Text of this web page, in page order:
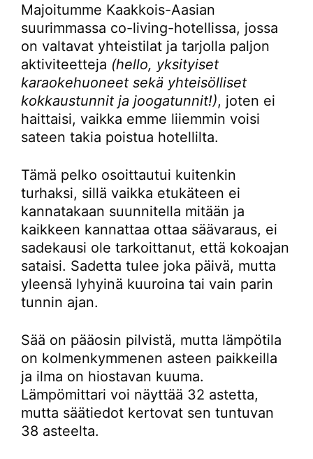
Majoitumme Kaakkois-Aasian
suurimmassa co-living-hotellissa, jossa
on valtavat yhteistilat ja tarjolla paljon
aktiviteetteja (hello, yksityiset
karaokehuoneet sekä yhteisölliset
kokkaustunnit ja joogatunnit!), joten ei
haittaisi, vaikka emme liiemmin voisi
sateen takia poistua hotellilta.
Tämä pelko osoittautui kuitenkin
turhaksi, sillä vaikka etukäteen ei
kannatakaan suunnitella mitään ja
kaikkeen kannattaa ottaa säävaraus, ei
sadekausi ole tarkoittanut, että kokoajan
sataisi. Sadetta tulee joka päivä, mutta
yleensä lyhyinä kuuroina tai vain parin
tunnin ajan.
Sää on pääosin pilvistä, mutta lämpötila
on kolmenkymmenen asteen paikkeilla
ja ilma on hiostavan kuuma.
Lämpömittari voi näyttää 32 astetta,
mutta säätiedot kertovat sen tuntuvan
38 asteelta.